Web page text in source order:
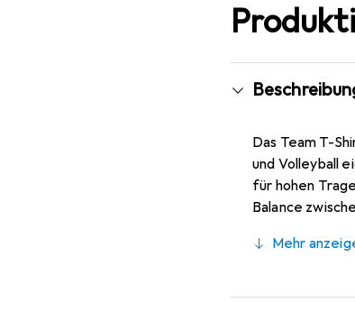
Das Team T-
und Volleyball
für hohen
Balance
richtet sich an
für
Mehr